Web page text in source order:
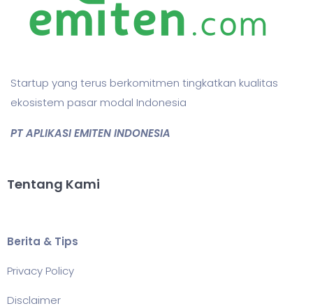
Startup yang terus berkomitmen tingkatkan kualitas
ekosistem pasar modal Indonesia
PT APLIKASI EMITEN INDONESIA
Tentang Kami
Berita & Tips
Privacy Policy
Disclaimer